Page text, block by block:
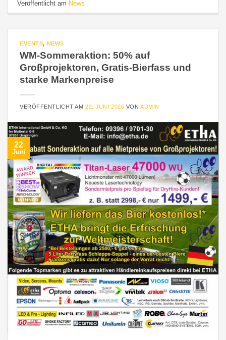
Veröffentlicht am News
EVENTS, NEWS
WM-Sommeraktion: 50% auf
Großprojektoren, Gratis-Bierfass und
starke Markenpreise
VERÖFFENTLICHT AM22. JUNI 2026 VONADMIN
22
Juni